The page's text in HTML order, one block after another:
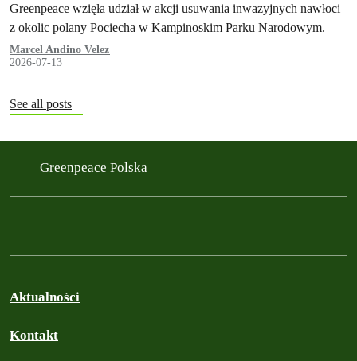
Greenpeace wzięła udział w akcji usuwania inwazyjnych nawłoci
z okolic polany Pociecha w Kampinoskim Parku Narodowym.
Marcel Andino Velez
2026-07-13
See all posts
Greenpeace Polska
Aktualności
Kontakt